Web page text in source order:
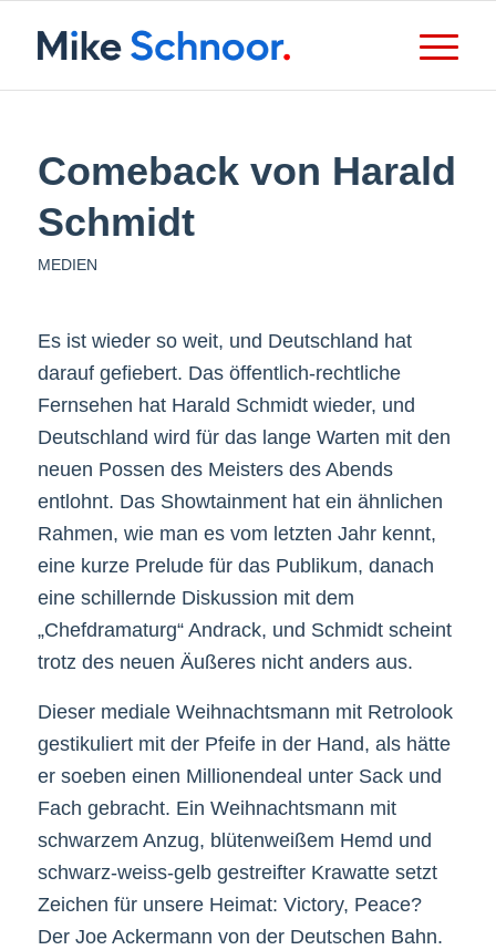
Comeback von Harald
Schmidt
MEDIEN
Es ist wieder so weit, und Deutschland hat
darauf gefiebert. Das öffentlich-rechtliche
Fernsehen hat Harald Schmidt wieder, und
Deutschland wird für das lange Warten mit den
neuen Possen des Meisters des Abends
entlohnt. Das Showtainment hat ein ähnlichen
Rahmen, wie man es vom letzten Jahr kennt,
eine kurze Prelude für das Publikum, danach
eine schillernde Diskussion mit dem
„Chefdramaturg“ Andrack, und Schmidt scheint
trotz des neuen Äußeres nicht anders aus.
Dieser mediale Weihnachtsmann mit Retrolook
gestikuliert mit der Pfeife in der Hand, als hätte
er soeben einen Millionendeal unter Sack und
Fach gebracht. Ein Weihnachtsmann mit
schwarzem Anzug, blütenweißem Hemd und
schwarz-weiss-gelb gestreifter Krawatte setzt
Zeichen für unsere Heimat: Victory, Peace?
Der Joe Ackermann von der Deutschen Bahn.